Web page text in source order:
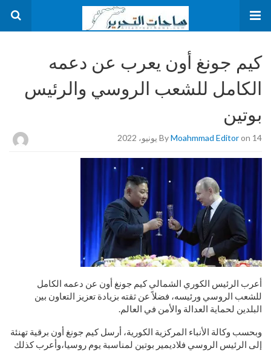
كيم جونغ أون يعرب عن دعمه
الكامل للشعب الروسي والرئيس
بوتين
ByMoahmmad Editoron 14 يونيو، 2022
أعرب الرئيس الكوري الشمالي كيم جونغ أون عن دعمه الكامل
للشعب الروسي ورئيسه، فضلاً عن ثقته بزيادة تعزيز التعاون بين
البلدين لحماية العدالة والأمن في العالم.
وبحسب وكالة الأنباء المركزية الكورية، أرسل كيم جونغ أون برقية تهنئة
إلى الرئيس الروسي فلاديمير بوتين لمناسبة يوم روسيا،وأعرب كذلك